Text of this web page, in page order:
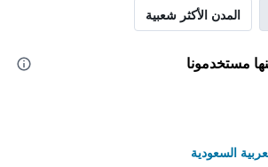
المدن الأكثر شعبية
مستخدمونا
السعودية